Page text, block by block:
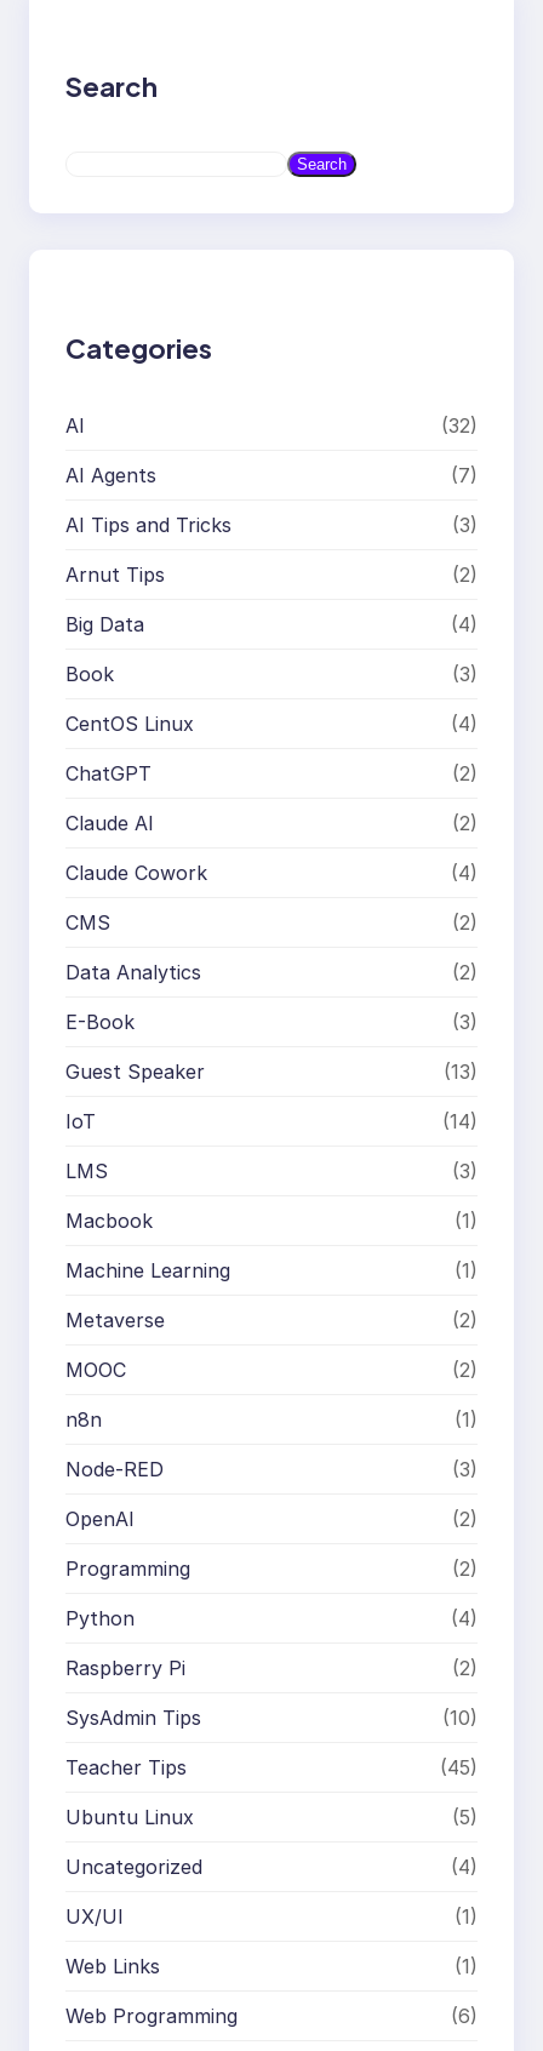
Search
a
Search
Categories
AI (32)
AI Agents (7)
AI Tips and Tricks (3)
Arnut Tips (2)
Big Data (4)
Book (3)
CentOS Linux (4)
ChatGPT (2)
Claude AI (2)
Claude Cowork (4)
CMS (2)
Data Analytics (2)
E-Book (3)
Guest Speaker (13)
IoT (14)
LMS (3)
Macbook (1)
Machine Learning (1)
Metaverse (2)
MOOC (2)
n8n (1)
Node-RED (3)
OpenAI (2)
Programming (2)
Python (4)
Raspberry Pi (2)
SysAdmin Tips (10)
Teacher Tips (45)
Ubuntu Linux (5)
Uncategorized (4)
UX/UI (1)
Web Links (1)
Web Programming (6)